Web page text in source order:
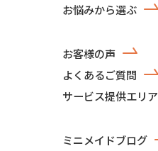
お悩みから選ぶ
お客様の声
よくあるご質問
サービス提供エリア
ミニメイドブログ